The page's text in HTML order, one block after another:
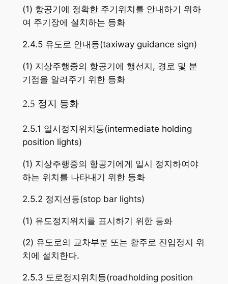
(1) 항공기에 정확한 주기위치를 안내하기 위하
여 주기장에 설치하는 등화
2.4.5 유도로 안내등(taxiway guidance sign)
(1) 지상주행중의 항공기에 행선지, 경로 및 분
기점을 알려주기 위한 등화
2.5 정지 등화
2.5.1 일시정지위치등(intermediate holding
position lights)
(1) 지상주행중의 항공기에게 일시 정지하여야
하는 위치를 나타내기 위한 등화
2.5.2 정지선등(stop bar lights)
(1) 유도정지위치를 표시하기 위한 등화
(2) 유도로의 교차부분 또는 활주로 진입정지 위
치에 설치한다.
2.5.3 도로정지위치등(roadholding position